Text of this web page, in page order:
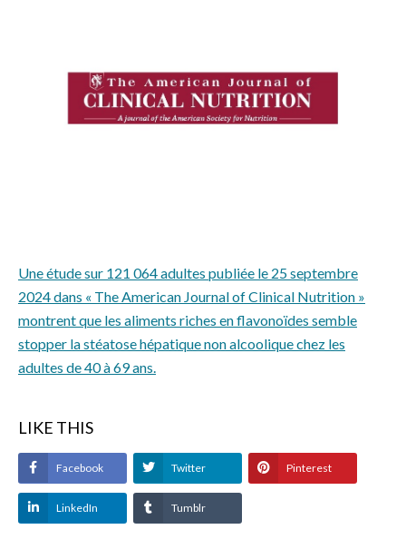
Une étude sur 121 064 adultes publiée le 25 septembre
2024 dans « The American Journal of Clinical Nutrition »
montrent que les aliments riches en flavonoïdes semble
stopper la stéatose hépatique non alcoolique chez les
adultes de 40 à 69 ans.
LIKE THIS
Facebook Twitter Pinterest
LinkedIn Tumblr